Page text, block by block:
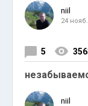
niil
24 нояб.
5
niil